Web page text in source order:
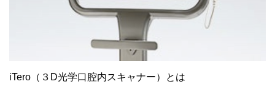
iTero（３D光学口腔内スキャナー）とは